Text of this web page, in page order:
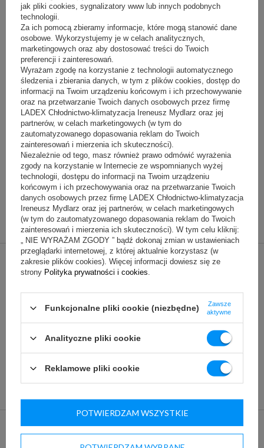
ekologiczny czynnik chłodniczy
R290
waga urządzenia netto:
200 kg
condition:
New
Dodatki
Przegroda ruchoma do lady chłodniczej
275,50 zł(netto) 290,00 zł
komplet kół - wersje jezdne
jak pliki cookies, sygnalizatory www lub innych podobnych
technologii.
Za ich pomocą zbieramy informacje, które mogą stanowić dane
osobowe. Wykorzystujemy je w celach analitycznych,
marketingowych oraz aby dostosować treści do Twoich
preferencji i zainteresowań.
Wyrażam zgodę na korzystanie z technologii automatycznego
śledzenia i zbierania danych, w tym z plików cookies, dostęp do
informacji na Twoim urządzeniu końcowym i ich przechowywanie
oraz na przetwarzanie Twoich danych osobowych przez firmę
LADEX Chłodnictwo-klimatyzacja Ireneusz Mydlarz oraz jej
partnerów, w celach marketingowych (w tym do
zautomatyzowanego dopasowania reklam do Twoich
zainteresowań i mierzenia ich skuteczności).
Niezależnie od tego, masz również prawo odmówić wyrażenia
zgody na korzystanie w Internecie ze wspomnianych wyżej
technologii, dostępu do informacji na Twoim urządzeniu
końcowym i ich przechowywania oraz na przetwarzanie Twoich
danych osobowych przez firmę LADEX Chłodnictwo-klimatyzacja
Ireneusz Mydlarz oraz jej partnerów, w celach marketingowych
(w tym do zautomatyzowanego dopasowania reklam do Twoich
zainteresowań i mierzenia ich skuteczności). W tym celu kliknij:
„ NIE WYRAŻAM ZGODY ” bądź dokonaj zmian w ustawieniach
przeglądarki internetowej, z której aktualnie korzystasz (w
zakresie plików cookies). Więcej informacji dowiesz się ze
strony Polityka prywatności i cookies
Funkcjonalne pliki cookie (niezbędne)
Zawsze
aktywne
Analityczne pliki cookie
Reklamowe pliki cookie
POTWIERDZAM WSZYSTKIE